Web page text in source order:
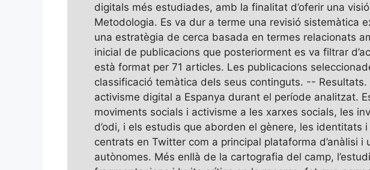
digitals més estudiades, amb la finalitat d’oferir una
Metodologia. Es va dur a terme una revisió sistemàtica
una estratègia de cerca basada en termes relacionats
inicial de publicacions que posteriorment es va filtrar
està format per 71 articles. Les publicacions
classificació temàtica dels seus continguts. --
activisme digital a Espanya durant el període analitzat.
moviments socials i activisme a les xarxes socials, les
d’odi, i els estudis que aborden el gènere, les identitats
centrats en Twitter com a principal plataforma d’anàlisi
autònomes. Més enllà de la cartografia del camp,